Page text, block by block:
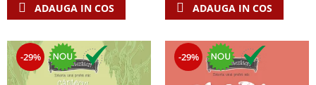
ADAUGA IN COS ADAUGA IN COS
-29% -29%